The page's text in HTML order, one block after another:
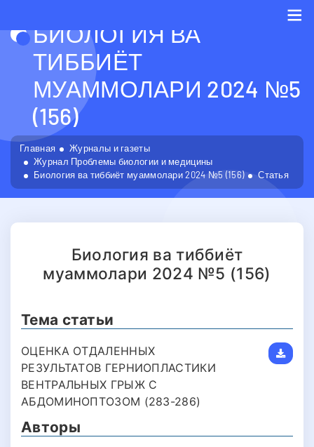
БИОЛОГИЯ ВА
ТИББИЁТ
МУАММОЛАРИ 2024 №5
(156)
Главная
Журналы и газеты
Журнал Проблемы биологии и медицины
Биология ва тиббиёт муаммолари 2024 №5 (156)
Статья
Биология ва тиббиёт
муаммолари 2024 №5 (156)
Тема статьи
ОЦЕНКА ОТДАЛЕННЫХ
РЕЗУЛЬТАТОВ ГЕРНИОПЛАСТИКИ
ВЕНТРАЛЬНЫХ ГРЫЖ С
АБДОМИНОПТОЗОМ (283-286)
Авторы